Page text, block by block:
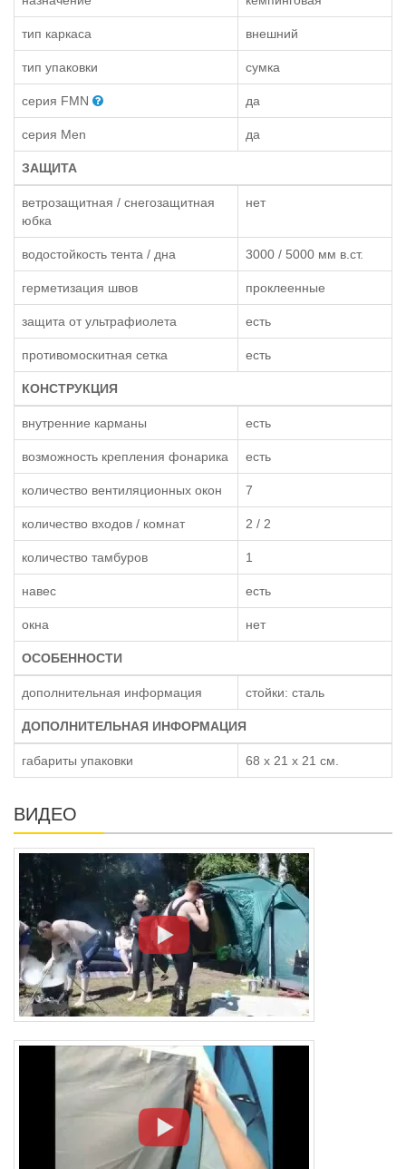
тип каркаса внешний
тип упаковки сумка
серия FMN да
серия Men да
ЗАЩИТА
ветрозащитная / снегозащитная
юбка
нет
водостойкость тента / дна 3000 / 5000 мм в.ст.
герметизация швов проклеенные
защита от ультрафиолета есть
противомоскитная сетка есть
КОНСТРУКЦИЯ
внутренние карманы есть
возможность крепления фонарика есть
количество вентиляционных окон 7
количество входов / комнат 2 / 2
количество тамбуров 1
навес есть
окна нет
ОСОБЕННОСТИ
дополнительная информация стойки: сталь
ДОПОЛНИТЕЛЬНАЯ ИНФОРМАЦИЯ
габариты упаковки 68 x 21 x 21 см.
ВИДЕО